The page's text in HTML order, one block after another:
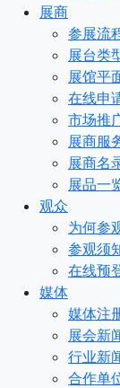
展商
参展流
展台类
展馆平
在线申
市场推
展商服
展商名
展品一
观众
为何参
参观须
在线预
媒体
媒体注
展会新
行业新
合作单